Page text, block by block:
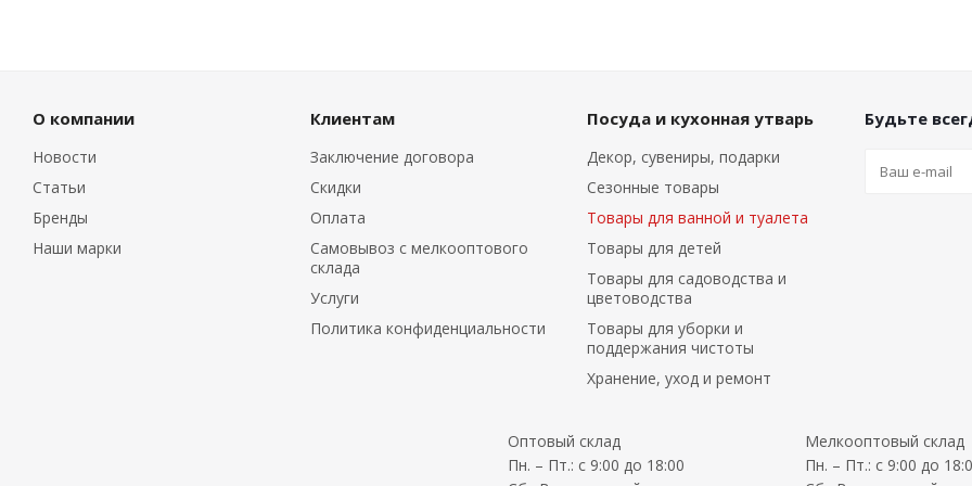
О компании
Новости
Статьи
Бренды
Наши марки
Клиентам
Заключение договора
Скидки
Оплата
Самовывоз с мелкооптового
склада
Услуги
Политика конфиденциальности
Посуда и кухонная утварь
Декор, сувениры, подарки
Сезонные товары
Товары для ванной и туалета
Товары для детей
Товары для садоводства и
цветоводства
Товары для уборки и
поддержания чистоты
Хранение, уход и ремонт
Будьте
Оптовый склад
Пн. – Пт.: с 9:00 до 18:00
Мелкооптовый склад
Пн. – Пт.: с 9:00 до